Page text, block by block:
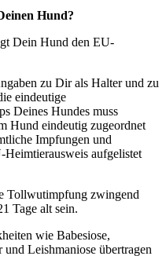
Hund?
Dein Hund den EU-
zu Dir als Halter und zu
eindeutige
Deines Hundes muss
Hund eindeutig zugeordnet
Impfungen und
aufgelistet
Tollwutimpfung zwingend
Tage alt sein.
wie Babesiose,
Leishmaniose übertragen